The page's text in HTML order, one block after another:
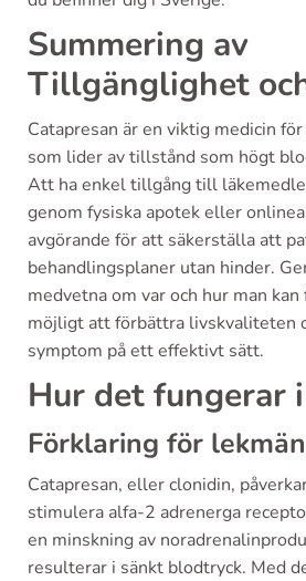
Summering av
Tillgänglighet
Catapresan är en viktig medicin
som lider av tillstånd som högt
Att ha enkel tillgång till
genom fysiska apotek eller
avgörande för att säkerställa att
behandlingsplaner utan hinder.
medvetna om var och hur man
möjligt att förbättra livskvaliteten
symptom på ett effektivt sätt.
Hur det fungerar
Förklaring för lekmän
Catapresan, eller clonidin,
stimulera alfa-2 adrenerga
en minskning av
resulterar i sänkt blodtryck. Med